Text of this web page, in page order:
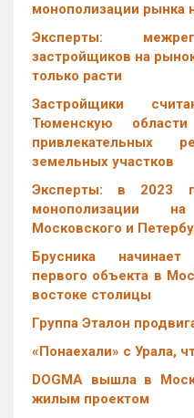
монополизации рынка
Эксперты:
застройщиков на
только расти
Застройщики
Тюменскую
привлекательных
земельных участков
Эксперты: в 2023
монополизации
Московского и
Брусника
первого объекта в
востоке столицы
Группа Эталон
«Понаехали» с Урала,
DOGMA вышла в
жилым проектом